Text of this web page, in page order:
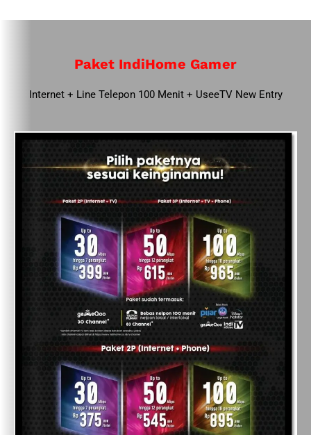
Paket IndiHome Gamer
Internet + Line Telepon 100 Menit + UseeTV New Entry